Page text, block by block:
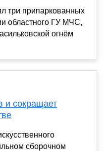
три припаркованных
областного ГУ МЧС,
огнём
и сокращает
сборочном